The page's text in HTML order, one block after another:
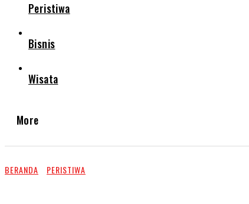
Peristiwa
Bisnis
Wisata
More
BERANDA PERISTIWA